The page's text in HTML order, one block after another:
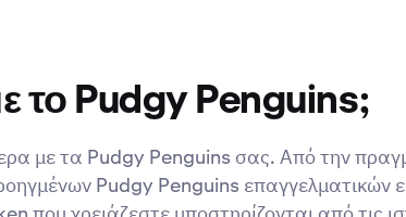
το Pudgy Penguins;
με τα Pudgy Penguins σας. Από την
Pudgy Penguins επαγγελματικών